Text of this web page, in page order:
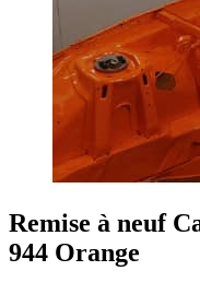
Remise à neuf
944 Orange